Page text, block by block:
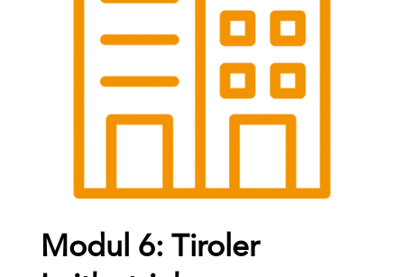
Modul 6: Tiroler